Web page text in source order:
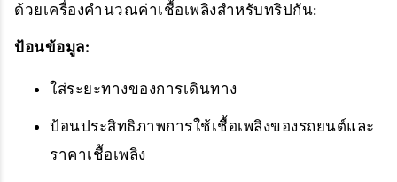
ด้วยเครื่องคำนวณค่าเชื้อเพลิงสำหรับทริปกัน:
ป้อนข้อมูล:
ใส่ระยะทางของการเดินทาง
ป้อนประสิทธิภาพการใช้เชื้อเพลิงของรถยนต์และ
ราคาเชื้อเพลิง